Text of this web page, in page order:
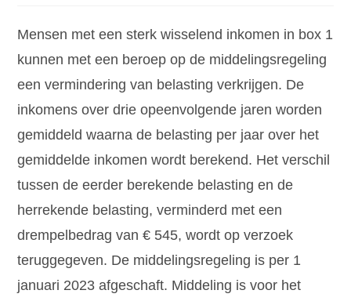
Mensen met een sterk wisselend inkomen in box 1
kunnen met een beroep op de middelingsregeling
een vermindering van belasting verkrijgen. De
inkomens over drie opeenvolgende jaren worden
gemiddeld waarna de belasting per jaar over het
gemiddelde inkomen wordt berekend. Het verschil
tussen de eerder berekende belasting en de
herrekende belasting, verminderd met een
drempelbedrag van € 545, wordt op verzoek
teruggegeven. De middelingsregeling is per 1
januari 2023 afgeschaft. Middeling is voor het